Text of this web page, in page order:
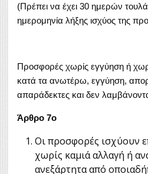
(Πρέπει να έχει 30 ημερών
ημερομηνία λήξης ισχύος της
Προσφορές χωρίς εγγύηση ή
κατά τα ανωτέρω, εγγύηση,
απαράδεκτες και δεν
Άρθρο 7ο
Οι προσφορές ισχύουν
χωρίς καμιά αλλαγή ή
ανεξάρτητα από